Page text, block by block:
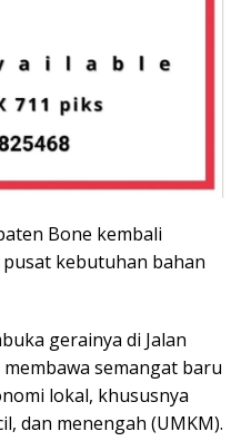
Bone kembali
kebutuhan bahan
gerainya di Jalan
semangat baru
lokal, khususnya
dan menengah (UMKM).